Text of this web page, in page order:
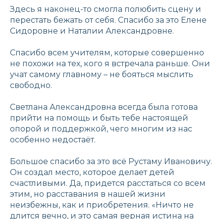
Здесь я наконец-то смогла полюбить сцену и
перестать бежать от себя. Спасибо за это Елене
Сидоровне и Наталии Александровне.
Спасибо всем учителям, которые совершенно
не похожи на тех, кого я встречала раньше. Они
учат самому главному – не бояться мыслить
свободно.
Светлана Александровна всегда была готова
прийти на помощь и быть тебе настоящей
опорой и поддержкой, чего многим из нас
особенно недостаёт.
Большое спасибо за это всё Рустаму Ивановичу.
Он создал место, которое делает детей
счастливыми. Да, придется расстаться со всем
этим, но расставания в нашей жизни
неизбежны, как и приобретения. «Ничто не
длится вечно, и это самая верная истина на